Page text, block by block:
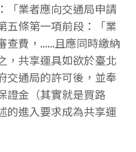
「業者應向交通局申請
五條第一項前段：「業
費，......且應同時繳納
，共享運具如欲於臺北
交通局的許可後，並奉
證金（其實就是買路
的進入要求成為共享運